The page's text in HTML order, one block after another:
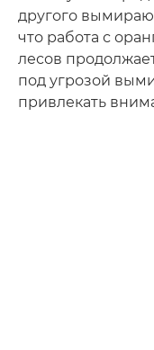
другого
что работа с
лесов
под угрозой
привлекать